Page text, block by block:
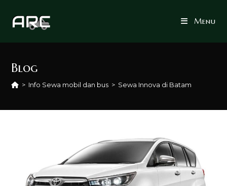
Menu
Blog
> Info Sewa mobil dan bus > Sewa Innova di Batam